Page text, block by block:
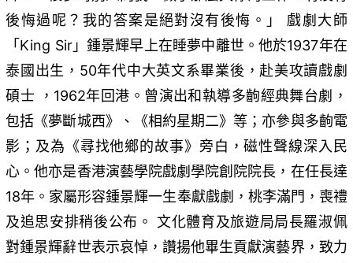
後悔過呢？我的答案是絕對沒有後悔。」 戲劇大師
「King Sir」鍾景輝早上在睡夢中離世。他於1937年在
泰國出生，50年代中大英文系畢業後，赴美攻讀戲劇
碩士 ，1962年回港。曾演出和執導多齣經典舞台劇，
包括《夢斷城西》、《相約星期二》等；亦參與多齣電
影；及為《尋找他鄉的故事》旁白，磁性聲線深入民
心。他亦是香港演藝學院戲劇學院創院院長，在任長達
18年。家屬形容鍾景輝一生奉獻戲劇，桃李滿門，喪禮
及追思安排稍後公布。 文化體育及旅遊局局長羅淑佩
對鍾景輝辭世表示哀悼，讚揚他畢生貢獻演藝界，致力